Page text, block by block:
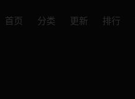
首页 分类 更新 排行